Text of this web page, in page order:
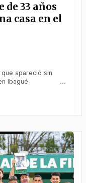
33 años
casa en el
apareció sin
Ibagué